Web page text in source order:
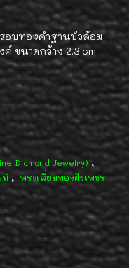
อบทองคำฐานบัวล้อม
ค์ ขนาดกว้าง 2.3 cm
Diamond Jewelry) ,
ท้ , พระเลี่ยมทองฝังเพชร